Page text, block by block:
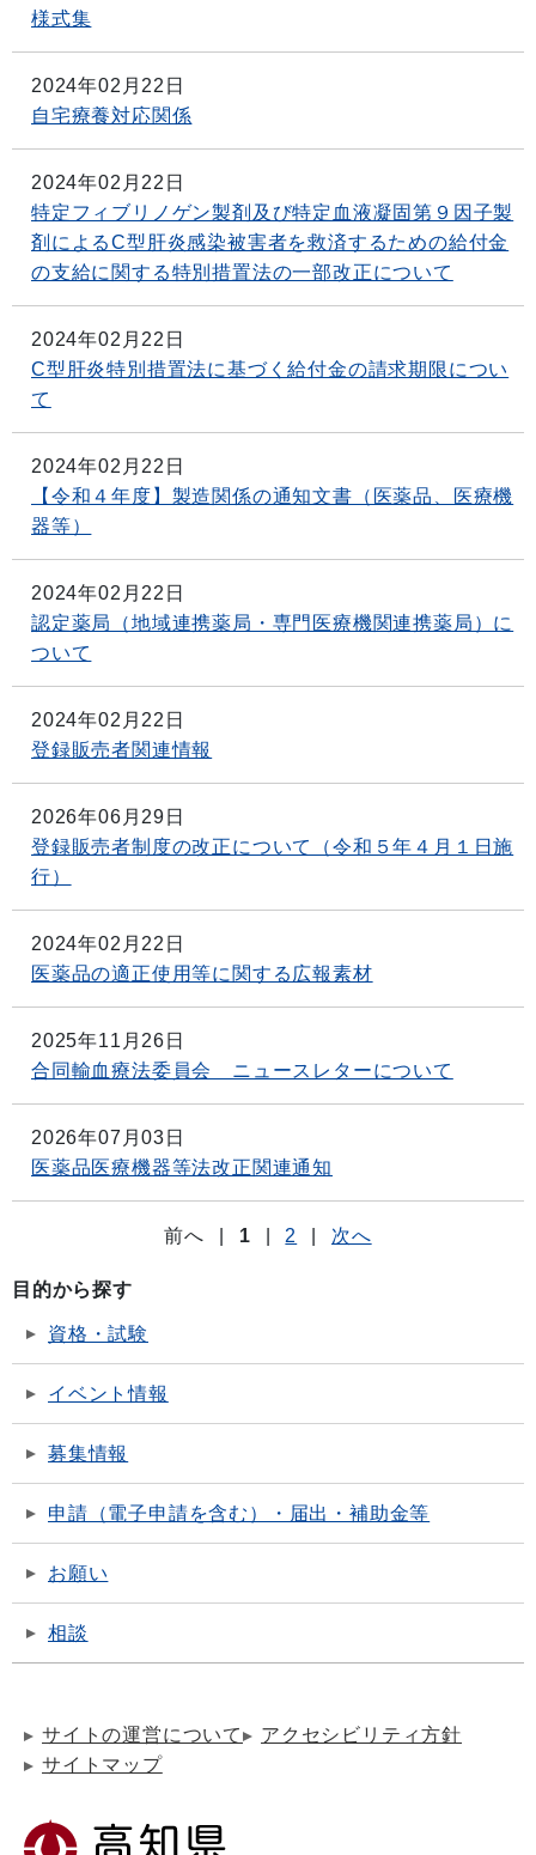
様式集
2024年02月22日
自宅療養対応関係
2024年02月22日
特定フィブリノゲン製剤及び特定血液凝固第９因子製
剤によるC型肝炎感染被害者を救済するための給付金
の支給に関する特別措置法の一部改正について
2024年02月22日
C型肝炎特別措置法に基づく給付金の請求期限につい
て
2024年02月22日
【令和４年度】製造関係の通知文書（医薬品、医療機
器等）
2024年02月22日
認定薬局（地域連携薬局・専門医療機関連携薬局）に
ついて
2024年02月22日
登録販売者関連情報
2026年06月29日
登録販売者制度の改正について（令和５年４月１日施
行）
2024年02月22日
医薬品の適正使用等に関する広報素材
2025年11月26日
合同輸血療法委員会 ニュースレターについて
2026年07月03日
医薬品医療機器等法改正関連通知
前へ 1 2 次へ
目的から探す
資格・試験
イベント情報
募集情報
申請（電子申請を含む）・届出・補助金等
お願い
相談
サイトの運営について
アクセシビリティ方針
サイトマップ